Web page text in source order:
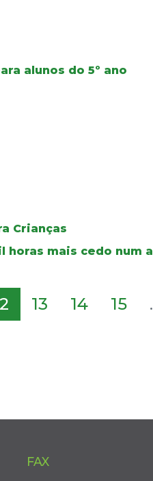
alunos do 5º ano
Crianças
mais cedo num
13 14 15
FAX